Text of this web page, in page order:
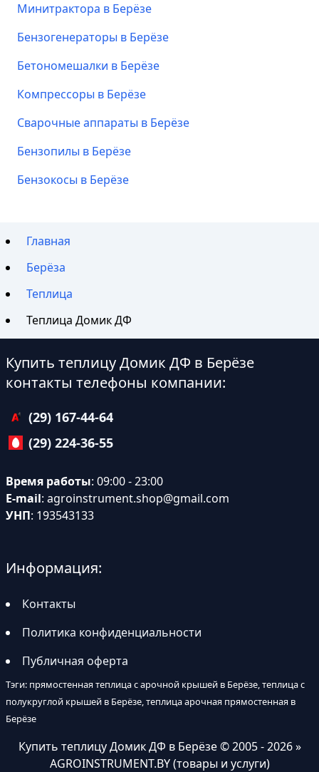
Минитрактора в Берёзе
Бензогенераторы в Берёзе
Бетономешалки в Берёзе
Компрессоры в Берёзе
Сварочные аппараты в Берёзе
Бензопилы в Берёзе
Бензокосы в Берёзе
Главная
Берёза
Теплица
Теплица Домик ДФ
Купить теплицу Домик ДФ в Берёзе
контакты телефоны компании:
(29) 167-44-64
(29) 224-36-55
Время работы: 09:00 - 23:00
E-mail: agroinstrument.shop@gmail.com
УНП: 193543133
Информация:
Контакты
Политика конфиденциальности
Публичная оферта
Тэги: прямостенная теплица с арочной крышей в Берёзе, теплица с
полукруглой крышей в Берёзе, теплица арочная прямостенная в
Берёзе
Купить теплицу Домик ДФ в Берёзе© 2005 - 2026 »
AGROINSTRUMENT.BY (товары и услуги)